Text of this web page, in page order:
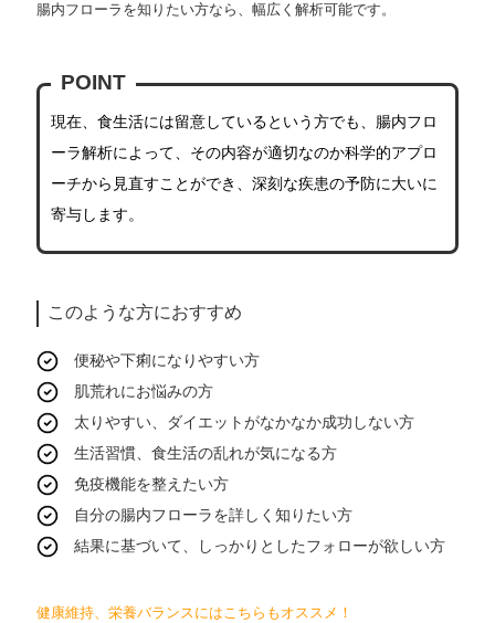
腸内フローラを知りたい方なら、幅広く解析可能です。
POINT
現在、食生活には留意しているという方でも、腸内フロ
ーラ解析によって、その内容が適切なのか科学的アプロ
ーチから見直すことができ、深刻な疾患の予防に大いに
寄与します。
このような方におすすめ
便秘や下痢になりやすい方
肌荒れにお悩みの方
太りやすい、ダイエットがなかなか成功しない方
生活習慣、食生活の乱れが気になる方
免疫機能を整えたい方
自分の腸内フローラを詳しく知りたい方
結果に基づいて、しっかりとしたフォローが欲しい方
健康維持、栄養バランスにはこちらもオススメ！